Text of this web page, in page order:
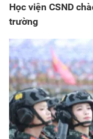
Học viện CSND
trường